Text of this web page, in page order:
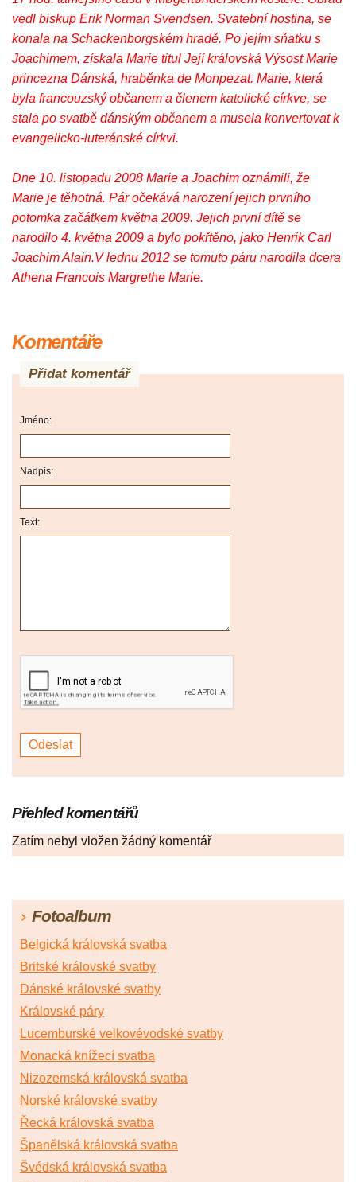
vedl biskup Erik Norman Svendsen. Svatební hostina, se
konala na Schackenborgském hradě. Po jejím sňatku s
Joachimem, získala Marie titul Její královská Výsost Marie
princezna Dánská, hraběnka de Monpezat. Marie, která
byla francouzský občanem a členem katolické církve, se
stala po svatbě dánským občanem a musela konvertovat k
evangelicko-luteránské církvi.
Dne 10. listopadu 2008 Marie a Joachim oznámili, že
Marie je těhotná. Pár očekává narození jejich prvního
potomka začátkem května 2009. Jejich první dítě se
narodilo 4. května 2009 a bylo pokřtěno, jako Henrik Carl
Joachim Alain.V lednu 2012 se tomuto páru narodila dcera
Athena Francois Margrethe Marie.
Komentáře
Přidat komentář
Jméno:
Nadpis:
Text:
Přehled komentářů
Zatím nebyl vložen žádný komentář
Fotoalbum
Belgická královská svatba
Britské královské svatby
Dánské královské svatby
Královské páry
Lucemburské velkovévodské svatby
Monacká knížecí svatba
Nizozemská královská svatba
Norské královské svatby
Řecká královská svatba
Španělská královská svatba
Švédská královská svatba